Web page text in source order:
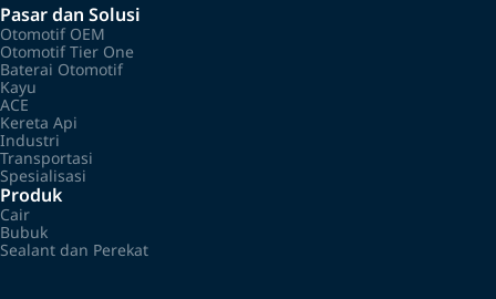
Pasar dan Solusi
Otomotif OEM
Otomotif Tier One
Baterai Otomotif
Kayu
ACE
Kereta Api
Industri
Transportasi
Spesialisasi
Produk
Cair
Bubuk
Sealant dan Perekat